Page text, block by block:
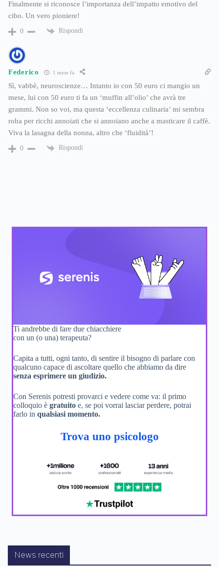
Finalmente si riconosce l’importanza dell’impatto emotivo del
cibo. Un vero pioniere!
0 Rispondi
Federico 1 mese fa
Sì, vabbè, neuroscienze… Intanto io con 50 euro ci mangio un
mese, lui con 50 euro ti fa un ‘muffin all’olio’ che avrà tre
grammi. Non so voi, ma questa ‘eccellenza culinaria’ mi sembra
roba per ricchi annoiati che si annoiano anche a masticare il caffè.
Viva la lasagna della nonna, altro che ‘fluidità’!
0 Rispondi
Ti andrebbe di fare due chiacchiere
con un (o una) terapeuta?
Capita a tutti, ogni tanto, di sentire il bisogno di parlare con
qualcuno capace di ascoltare quello che abbiamo da dire
senza esprimere un giudizio.
Con Serenis potresti provarci e vedere come va: il primo
colloquio è gratuito e, se poi vorrai lasciar perdere, potrai
farlo in qualsiasi momento.
Trova uno psicologo
News recenti